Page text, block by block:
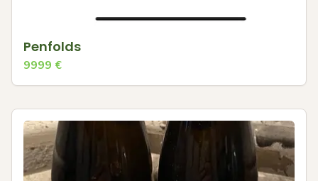
Penfolds
9999 €